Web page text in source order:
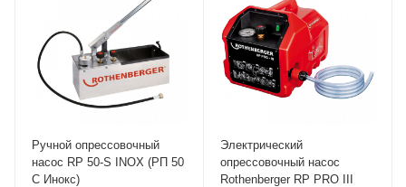
Ручной опрессовочный
насос RP 50-S INOX (РП 50
С Инокс)
Электрический
опрессовочный насос
Rothenberger RP PRO III